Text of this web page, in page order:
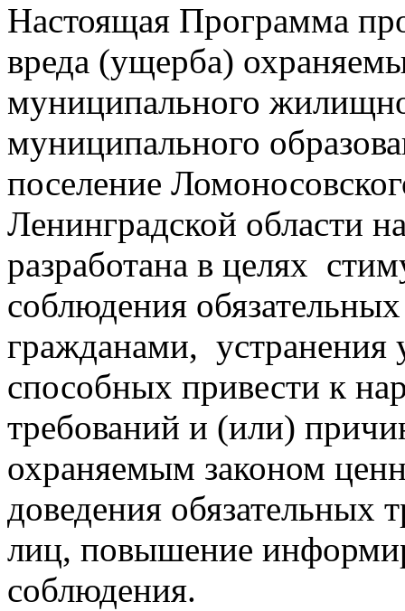
Настоящая Программа
вреда (ущерба)
муниципального
муниципального
поселение
Ленинградской области
разработана в целях
соблюдения
гражданами, устранения
способных привести к
требований и (или)
охраняемым законом
доведения обязательных
лиц, повышение
соблюдения.